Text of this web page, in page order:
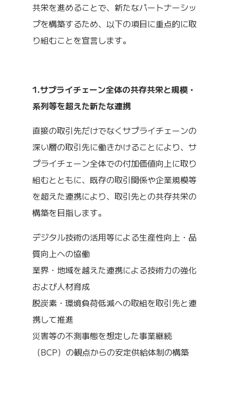
共栄を進めることで、新たなパートナーシッ
プを構築するため、以下の項目に重点的に取
り組むことを宣言します。
1.サプライチェーン全体の共存共栄と規模・
系列等を超えた新たな連携
直接の取引先だけでなくサプライチェーンの
深い層の取引先に働きかけることにより、サ
プライチェーン全体での付加価値向上に取り
組むとともに、既存の取引関係や企業規模等
を超えた連携により、取引先との共存共栄の
構築を目指します。
デジタル技術の活用等による生産性向上・品
質向上への協働
業界・地域を越えた連携による技術力の強化
および人材育成
脱炭素・環境負荷低減への取組を取引先と連
携して推進
災害等の不測事態を想定した事業継続
（BCP）の観点からの安定供給体制の構築